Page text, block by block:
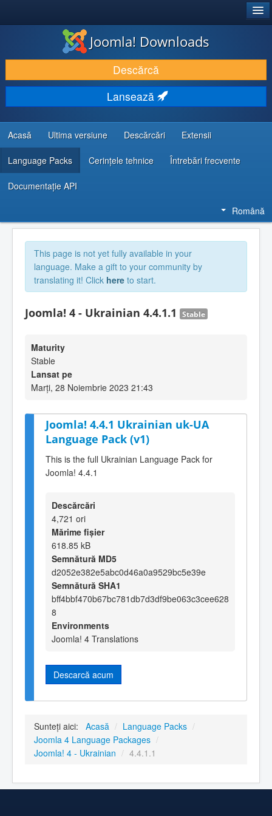
DESCARCĂ & ȘI EXTINDE
DESCOPERĂ & ÎNVAȚĂ
COMUNITATE & SUPORT
RESURSE DEZVOLTATORI
Joomla! Downloads
Descărcă
Lansează
Acasă Ultima versiune Descărcări Extensii
Language Packs Cerințele tehnice Întrebări frecvente
Documentaţie API
Română
This page is not yet fully available in your
language. Make a gift to your community by
translating it! Click here to start.
Joomla! 4 - Ukrainian 4.4.1.1 Stable
Maturity
Stable
Lansat pe
Marți, 28 Noiembrie 2023 21:43
Joomla! 4.4.1 Ukrainian uk-UA
Language Pack (v1)
This is the full Ukrainian Language Pack for
Joomla! 4.4.1
Descărcări
4,721 ori
Mărime fișier
618.85 kB
Semnătură MD5
d2052e382e5abc0d46a0a9529bc5e39e
Semnătură SHA1
bff4bbf470b67bc781db7d3df9be063c3cee628
8
Environments
Joomla! 4 Translations
Descarcă acum
Sunteți aici: Acasă / Language Packs /
Joomla 4 Language Packages /
Joomla! 4 - Ukrainian / 4.4.1.1